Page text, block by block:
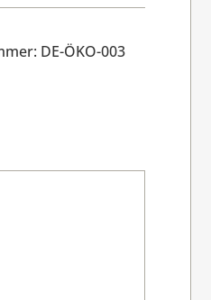
DE-ÖKO-003